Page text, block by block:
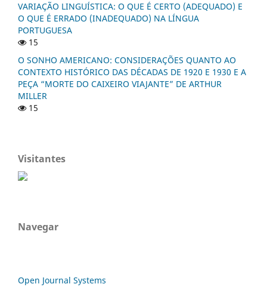
VARIAÇÃO LINGUÍSTICA: O QUE É CERTO (ADEQUADO) E
O QUE É ERRADO (INADEQUADO) NA LÍNGUA
PORTUGUESA
15
O SONHO AMERICANO: CONSIDERAÇÕES QUANTO AO
CONTEXTO HISTÓRICO DAS DÉCADAS DE 1920 E 1930 E A
PEÇA “MORTE DO CAIXEIRO VIAJANTE” DE ARTHUR
MILLER
15
Visitantes
Navegar
Open Journal Systems